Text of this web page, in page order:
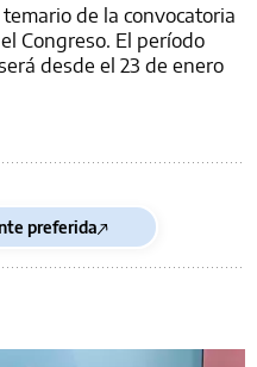
de la convocatoria
Congreso. El período
desde el 23 de enero
preferida